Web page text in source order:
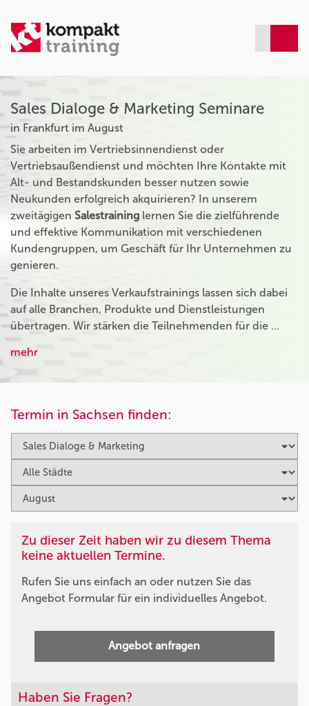
Sales Dialoge & Marketing Seminare
in Frankfurt im August
Sie arbeiten im Vertriebsinnendienst oder
Vertriebsaußendienst und möchten Ihre Kontakte mit
Alt- und Bestandskunden besser nutzen sowie
Neukunden erfolgreich akquirieren? In unserem
zweitägigen Salestraining lernen Sie die zielführende
und effektive Kommunikation mit verschiedenen
Kundengruppen, um Geschäft für Ihr Unternehmen zu
genieren.
Die Inhalte unseres Verkaufstrainings lassen sich dabei
auf alle Branchen, Produkte und Dienstleistungen
übertragen. Wir stärken die Teilnehmenden für die …
mehr
Termin in Sachsen finden:
Zu dieser Zeit haben wir zu diesem Thema
keine aktuellen Termine.
Rufen Sie uns einfach an oder nutzen Sie das
Angebot Formular für ein individuelles Angebot.
Angebot anfragen
Haben Sie Fragen?